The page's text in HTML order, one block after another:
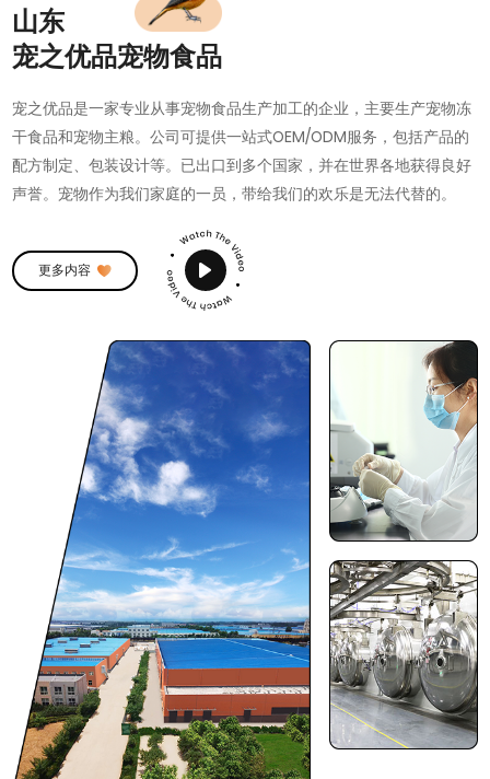
山东
宠之优品宠物食品
宠之优品是一家专业从事宠物食品生产加工的企业，主要生产宠物冻
干食品和宠物主粮。公司可提供一站式OEM/ODM服务，包括产品的
配方制定、包装设计等。已出口到多个国家，并在世界各地获得良好
声誉。宠物作为我们家庭的一员，带给我们的欢乐是无法代替的。
更多内容